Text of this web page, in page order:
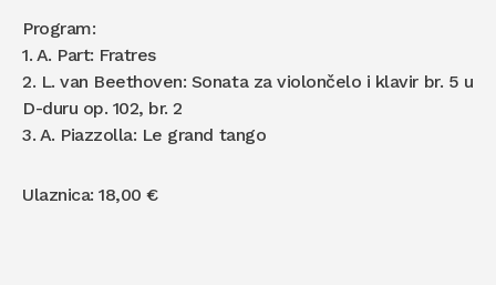
Program:
1. A. Part: Fratres
2. L. van Beethoven: Sonata za violončelo i klavir br. 5 u
D-duru op. 102, br. 2
3. A. Piazzolla: Le grand tango
Ulaznica: 18,00 €